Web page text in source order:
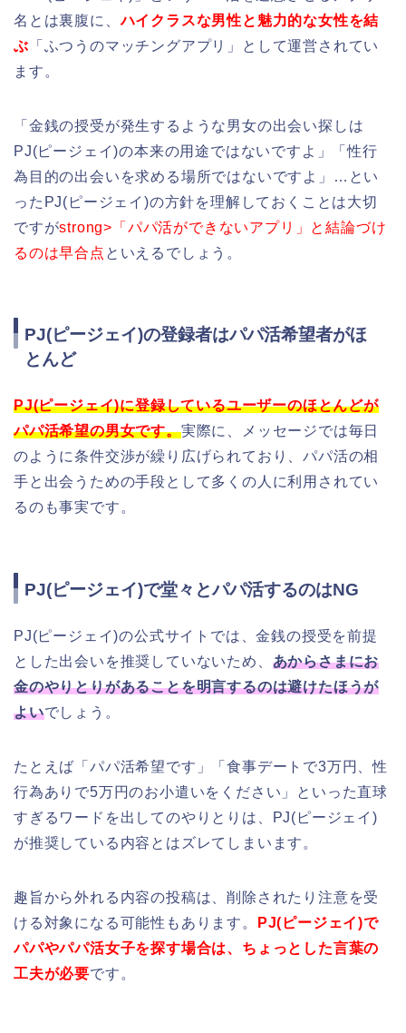
名とは裏腹に、ハイクラスな男性と魅力的な女性を結
ぶ 「ふつうのマッチングアプリ」として運営されてい
ます。
「金銭の授受が発生するような男女の出会い探しは
PJ(ピージェイ)の本来の用途ではないですよ」「性行
為目的の出会いを求める場所ではないですよ」…とい
ったPJ(ピージェイ)の方針を理解しておくことは大切
ですがstrong>「パパ活ができないアプリ」と結論づけ
るのは早合点 といえるでしょう。
PJ(ピージェイ)の登録者はパパ活希望者がほ
とんど
PJ(ピージェイ)に登録しているユーザーのほとんどが
パパ活希望の男女です。実際に、メッセージでは毎日
のように条件交渉が繰り広げられており、パパ活の相
手と出会うための手段として多くの人に利用されてい
るのも事実です。
PJ(ピージェイ)で堂々とパパ活するのはNG
PJ(ピージェイ)の公式サイトでは、金銭の授受を前提
とした出会いを推奨していないため、 あからさまにお
金のやりとりがあることを明言するのは避けたほうが
よいでしょう。
たとえば「パパ活希望です」「食事デートで3万円、性
行為ありで5万円のお小遣いをください」といった直球
すぎるワードを出してのやりとりは、PJ(ピージェイ)
が推奨している内容とはズレてしまいます。
趣旨から外れる内容の投稿は、削除されたり注意を受
ける対象になる可能性もあります。
PJ(ピージェイ)で
パパやパパ活女子を探す場合は、ちょっとした言葉の
工夫が必要です。